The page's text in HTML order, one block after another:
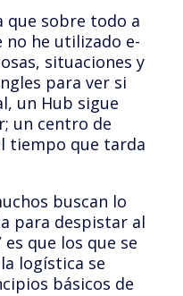
que sobre todo a
no he utilizado e-
situaciones y
para ver si
un Hub sigue
un centro de
tiempo que tarda
buscan lo
para despistar al
que los que se
logística se
básicos de